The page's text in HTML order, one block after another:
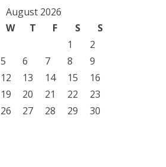
August 2026
W T F S
S
1
2
5 6 7 8
9
12 13 14 15
16
19 20 21 22
23
26 27 28 29
30